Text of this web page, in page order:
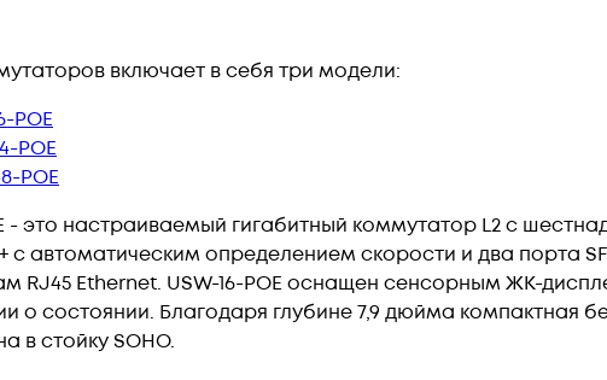
включает в себя три модели:
POE
POE
POE
- это настраиваемый гигабитный коммутатор L2 с
с автоматическим определением скорости и два порта
RJ45 Ethernet. USW-16-POE оснащен сенсорным ЖК-
о состоянии. Благодаря глубине 7,9 дюйма компактная
в стойку SOHO.